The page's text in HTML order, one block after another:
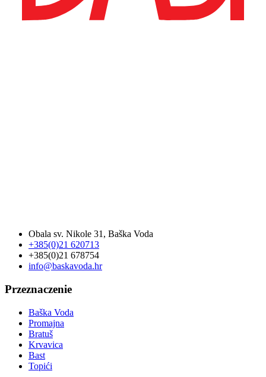
Obala sv. Nikole 31, Baška Voda
+385(0)21 620713
+385(0)21 678754
info@baskavoda.hr
Przeznaczenie
Baška Voda
Promajna
Bratuš
Krvavica
Bast
Topići